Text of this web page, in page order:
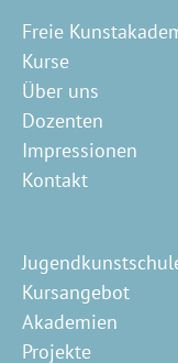
Freie
Kurse
Über uns
Dozenten
Impressionen
Kontakt
Kursangebot
Akademien
Projekte